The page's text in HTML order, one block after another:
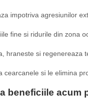
impotriva agresiunilor
fine si ridurile din zona
hraneste si regenereaza
cearcanele si le elimina
beneficiile acum